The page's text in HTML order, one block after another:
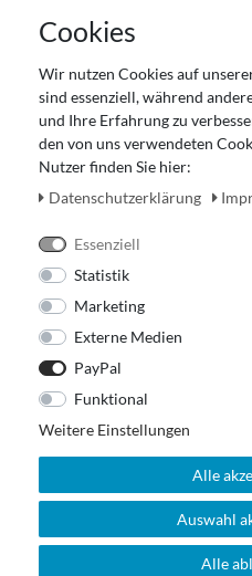
Zahlung
Unser
© 2026 Out Of The
Cookies
Wir nutzen Cookies auf
sind essenziell, während
und Ihre Erfahrung zu
den von uns verwendeten
Nutzer finden Sie hier:
Daten­schutz­erklärung
Essenziell
Statistik
Marketing
Externe Medien
PayPal
Funktional
Weitere Einstellungen
Alle
Auswahl
Alle